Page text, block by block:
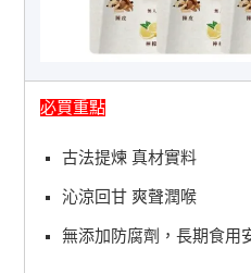
必買重點
古法提煉 真材實料
沁涼回甘 爽聲潤喉
無添加防腐劑，長期食用